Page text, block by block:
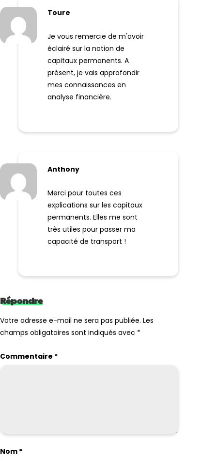
Toure
Je vous remercie de m'avoir
éclairé sur la notion de
capitaux permanents. A
présent, je vais approfondir
mes connaissances en
analyse financière.
Anthony
Merci pour toutes ces
explications sur les capitaux
permanents. Elles me sont
très utiles pour passer ma
capacité de transport !
Répondre
Votre adresse e-mail ne sera pas publiée. Les
champs obligatoires sont indiqués avec *
Commentaire *
Nom *